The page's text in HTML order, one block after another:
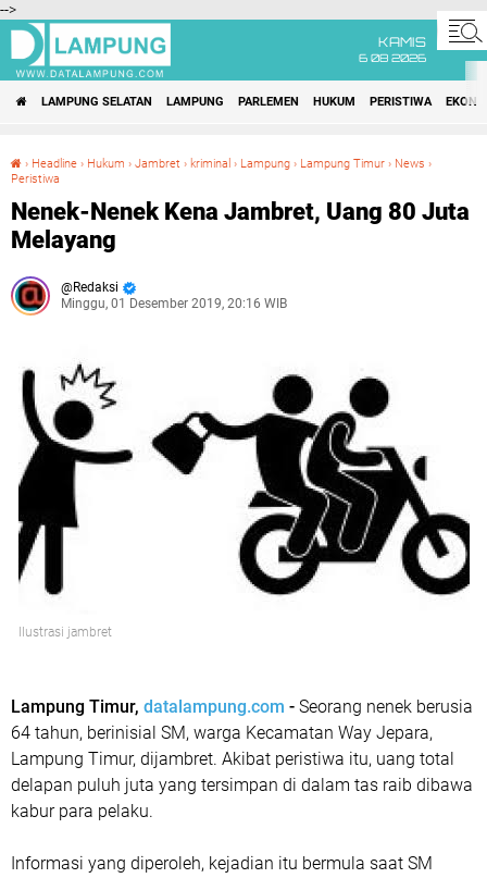
-->
KAMIS
6 08 2026
LAMPUNG SELATAN LAMPUNG PARLEMEN HUKUM PERISTIWA
› Headline › Hukum › Jambret › kriminal › Lampung › Lampung Timur › News ›
Peristiwa
Nenek-Nenek Kena Jambret, Uang 80 Juta
Melayang
Redaksi
Minggu, 01 Desember 2019, 20:16 WIB
Ilustrasi jambret
Lampung Timur, datalampung.com - Seorang nenek berusia
64 tahun, berinisial SM, warga Kecamatan Way Jepara,
Lampung Timur, dijambret. Akibat peristiwa itu, uang total
delapan puluh juta yang tersimpan di dalam tas raib dibawa
kabur para pelaku.
Informasi yang diperoleh, kejadian itu bermula saat SM